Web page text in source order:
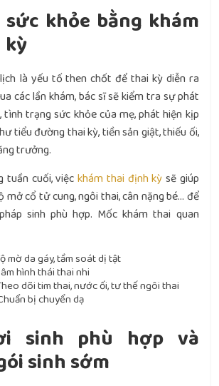
khỏe bằng khám
kỳ
là yếu tố then chốt để thai kỳ diễn ra
các lần khám, bác sĩ sẽ kiểm tra sự phát
trạng sức khỏe của mẹ, phát hiện kịp
tiểu đường thai kỳ, tiền sản giật, thiếu ối,
trưởng.
tuần cuối, việckhám thai định kỳ sẽ giúp
mở cổ tử cung, ngôi thai, cân nặng bé… để
sinh phù hợp. Mốc khám thai quan
mờ da gáy, tầm soát dị tật
hình thái thai nhi
dõi tim thai, nước ối, tư thế ngôi thai
bị chuyển dạ
sinh phù hợp và
sinh sớm